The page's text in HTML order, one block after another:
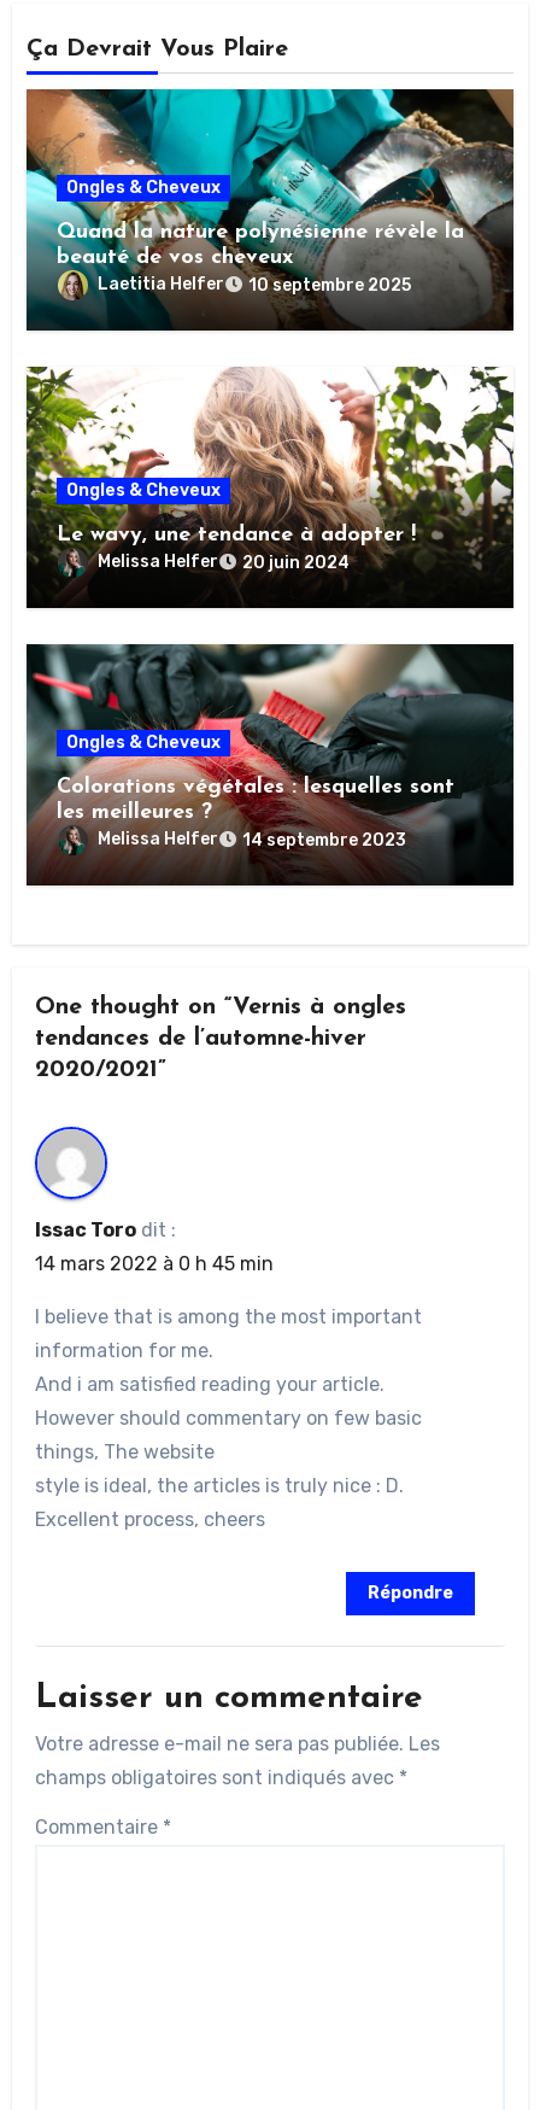
Ça Devrait Vous Plaire
Ongles & Cheveux
Quand la nature polynésienne révèle la
beauté de vos cheveux
Laetitia Helfer 10 septembre 2025
Ongles & Cheveux
Le wavy, une tendance à adopter !
Melissa Helfer 20 juin 2024
Ongles & Cheveux
Colorations végétales : lesquelles sont
les meilleures ?
Melissa Helfer 14 septembre 2023
One thought on “Vernis à ongles
tendances de l’automne-hiver
2020/2021”
Issac Toro dit :
14 mars 2022 à 0 h 45 min
I believe that is among the most important
information for me.
And i am satisfied reading your article.
However should commentary on few basic
things, The website
style is ideal, the articles is truly nice : D.
Excellent process, cheers
Répondre
Laisser un commentaire
Votre adresse e-mail ne sera pas publiée. Les
champs obligatoires sont indiqués avec *
Commentaire *